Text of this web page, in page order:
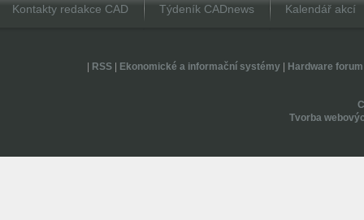
Kontakty redakce CAD Týdeník CADnews Kalendář akcí
RSS| Ekonomické a informační systémy| Hardware forum
Tvorba